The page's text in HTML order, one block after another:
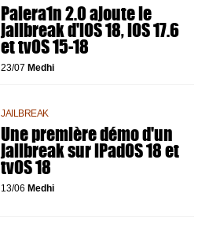
Palera1n 2.0 ajoute le
jailbreak d'iOS 18, iOS 17.6
et tvOS 15-18
23/07 Medhi
JAILBREAK
Une première démo d'un
jailbreak sur iPadOS 18 et
tvOS 18
13/06 Medhi